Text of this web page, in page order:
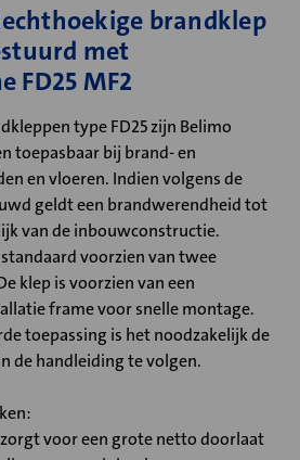
brandklep
met
FD25 MF2
type FD25 zijn Belimo
toepasbaar bij brand- en
en vloeren. Indien volgens de
geldt een brandwerendheid tot
van de inbouwconstructie.
voorzien van twee
klep is voorzien van een
frame voor snelle montage.
toepassing is het noodzakelijk de
de handleiding te volgen.
voor een grote netto doorlaat